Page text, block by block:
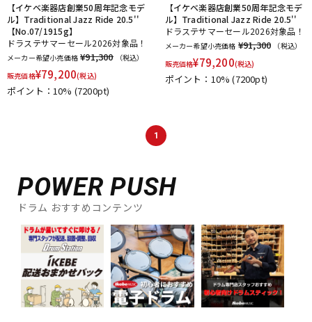
【イケベ楽器店創業50周年記念モデ
ル】Traditional Jazz Ride 20.5''
【No.07/1915g】
ドラステサマーセール2026対象品！
メーカー希望小売価格 ¥91,300
（税込）
販売価格¥79,200(税込)
ポイント：10% (7200pt)
【イケベ楽器店創業50周年記念モデ
ル】Traditional Jazz Ride 20.5''
ドラステサマーセール2026対象品！
メーカー希望小売価格 ¥91,300
（税込）
販売価格¥79,200(税込)
ポイント：10%(7200pt)
1
POWER PUSH
ドラム おすすめコンテンツ